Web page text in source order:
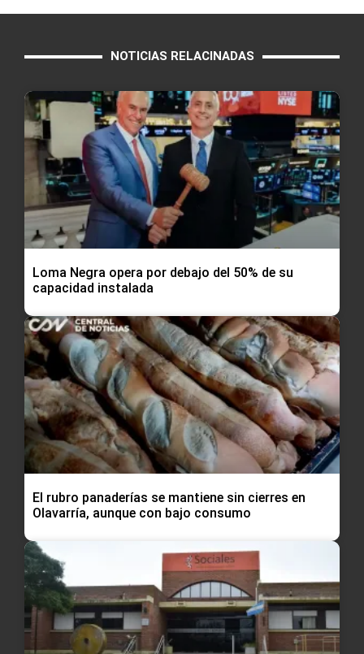
NOTICIAS RELACINADAS
Loma Negra opera por debajo del 50% de su
capacidad instalada
El rubro panaderías se mantiene sin cierres en
Olavarría, aunque con bajo consumo